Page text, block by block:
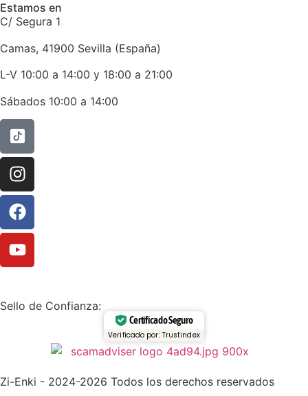
Estamos en
C/ Segura 1
Camas, 41900 Sevilla (España)
L-V 10:00 a 14:00 y 18:00 a 21:00
Sábados 10:00 a 14:00
Sello de Confianza:
Certificado Seguro
Verificado por: Trustindex
Zi-Enki - 2024-2026 Todos los derechos reservados